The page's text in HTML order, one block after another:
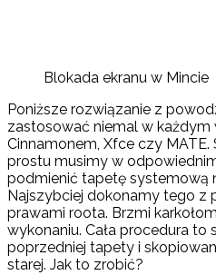
Blokada ekranu w Mincie
Poniższe rozwiązanie z
zastosować niemal w każdym
Cinnamonem, Xfce czy
prostu musimy w
podmienić tapetę systemową
Najszybciej dokonamy tego z
prawami roota. Brzmi
wykonaniu. Cała procedura
poprzedniej tapety i
starej. Jak to zrobić?